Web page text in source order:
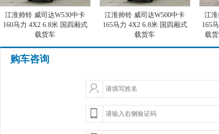
江淮帅铃 威司达W530中卡
160马力 4X2 6.8米 国四厢式
载货车
江淮帅铃 威司达W500中卡
165马力 4X2 6.8米 国四厢式
载货车
江
165
载
购车咨询